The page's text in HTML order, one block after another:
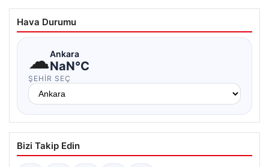
Hava Durumu
☁Ankara
NaN°C
ŞEHIR SEÇ
Bizi Takip Edin